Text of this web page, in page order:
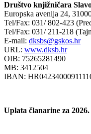
Društvo knjižničara
Europska avenija 24,
Tel/Fax: 031/ 802-423
Tel/Fax: 031/ 211-218
E-mail: dksbs@gskos.hr
URL: www.dksb.hr
OIB: 75265281490
MB: 3412504
IBAN:
Uplata članarine za